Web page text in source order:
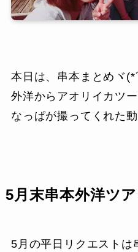
本日は、串本まとめヾ
外洋からアオリイカツ
なっぱが撮ってくれた
5月末串本外洋ツ
5月の平日リクエストは